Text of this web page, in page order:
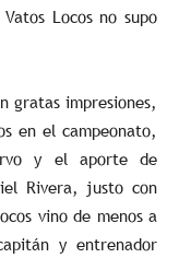
Locos no supo
gratas impresiones,
en el campeonato,
y el aporte de
Rivera, justo con
vino de menos a
y entrenador